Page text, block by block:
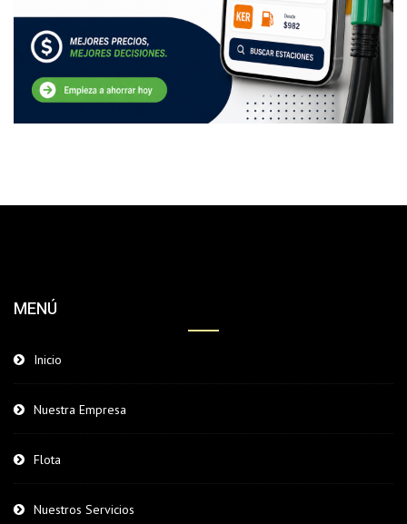
MENÚ
Inicio
Nuestra Empresa
Flota
Nuestros Servicios